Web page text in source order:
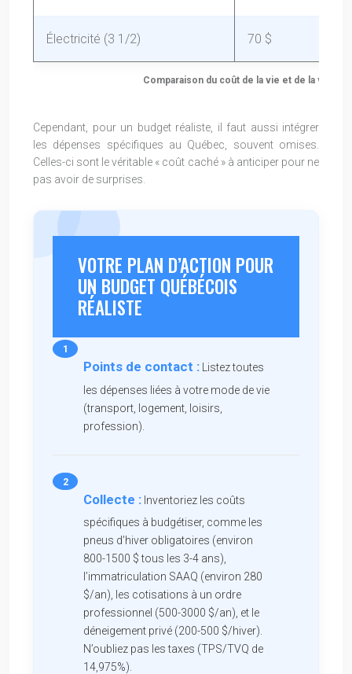
Comparaison du coût de la vie et de la
Électricité (3 1/2) 70 $
Cependant, pour un budget réaliste, il faut aussi intégrer
les dépenses spécifiques au Québec, souvent omises.
Celles-ci sont le véritable « coût caché » à anticiper pour ne
pas avoir de surprises.
VOTRE PLAN D’ACTION POUR
UN BUDGET QUÉBÉCOIS
RÉALISTE
Points de contact : Listez toutes
les dépenses liées à votre mode de vie
(transport, logement, loisirs,
profession).
Collecte : Inventoriez les coûts
spécifiques à budgétiser, comme les
pneus d’hiver obligatoires (environ
800-1500 $ tous les 3-4 ans),
l’immatriculation SAAQ (environ 280
$/an), les cotisations à un ordre
professionnel (500-3000 $/an), et le
déneigement privé (200-500 $/hiver).
N’oubliez pas les taxes (TPS/TVQ de
14,975%).